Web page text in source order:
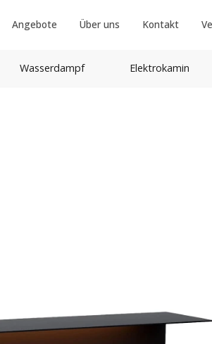
Angebote Über uns Kontakt
Wasserdampf Elektrokamin